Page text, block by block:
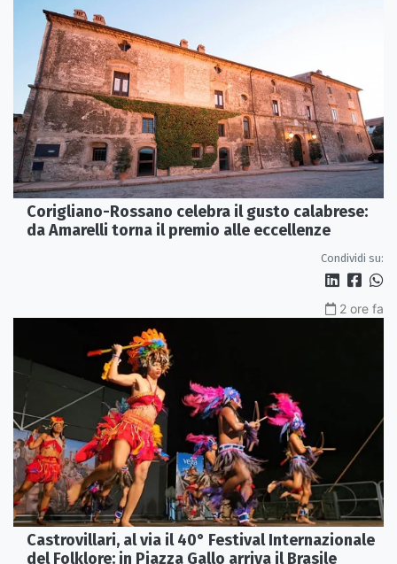
Corigliano-Rossano celebra il gusto calabrese:
da Amarelli torna il premio alle eccellenze
Condividi su:
2 ore fa
Castrovillari, al via il 40° Festival Internazionale
del Folklore: in Piazza Gallo arriva il Brasile